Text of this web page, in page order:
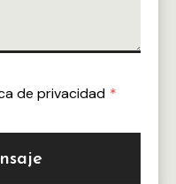
de privacidad *